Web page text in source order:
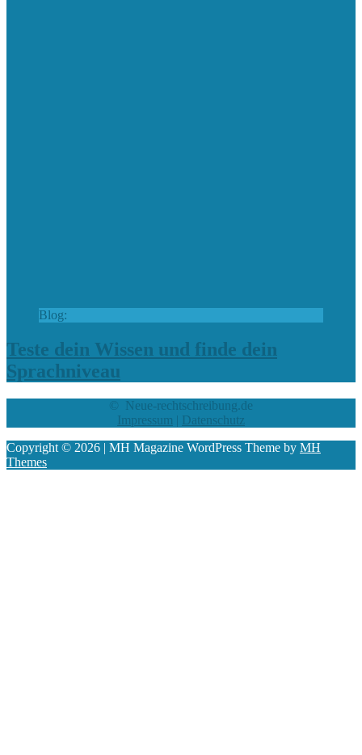
Blog:
Teste dein Wissen und finde dein
Sprachniveau
© Neue-rechtschreibung.de
Impressum | Datenschutz
Copyright © 2026 | MH Magazine WordPress Theme by MH
Themes